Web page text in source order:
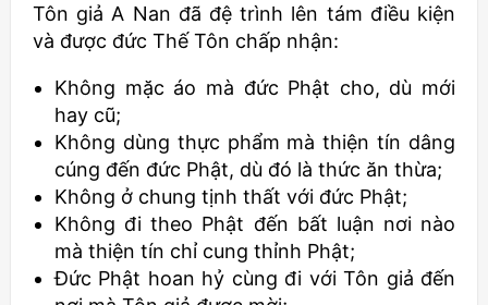
Tôn giả A Nan đã đệ trình lên tám điều kiện
và được đức Thế Tôn chấp nhận:
Không mặc áo mà đức Phật cho, dù mới
hay cũ;
Không dùng thực phẩm mà thiện tín dâng
cúng đến đức Phật, dù đó là thức ăn thừa;
Không ở chung tịnh thất với đức Phật;
Không đi theo Phật đến bất luận nơi nào
mà thiện tín chỉ cung thỉnh Phật;
Ðức Phật hoan hỷ cùng đi với Tôn giả đến